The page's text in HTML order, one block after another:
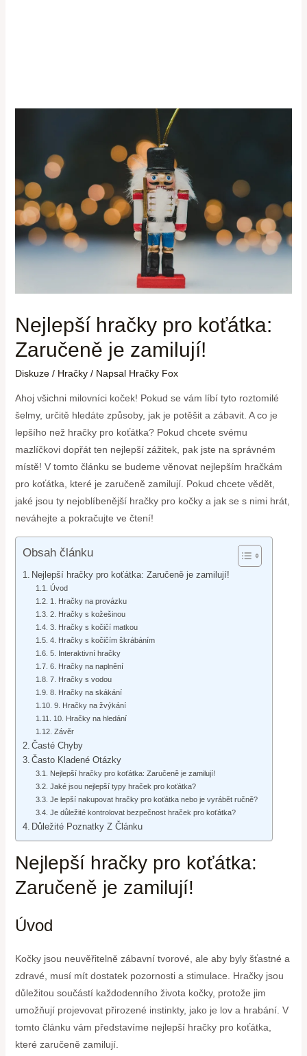
Nejlepší hračky pro koťátka:
Zaručeně je zamilují!
Diskuze / Hračky/ Napsal Hračky Fox
Ahoj všichni milovníci koček! Pokud se vám líbí tyto roztomilé
šelmy, určitě hledáte způsoby, jak je potěšit a zábavit. A co je
lepšího než hračky pro koťátka? Pokud chcete svému
mazlíčkovi dopřát ten nejlepší zážitek, pak jste na správném
místě! V tomto článku se budeme věnovat nejlepším hračkám
pro koťátka, které je zaručeně zamilují. Pokud chcete vědět,
jaké jsou ty nejoblíbenější hračky pro kočky a jak se s nimi hrát,
neváhejte a pokračujte ve čtení!
Obsah článku
Nejlepší hračky pro koťátka: Zaručeně je zamilují!
Úvod
1. Hračky na provázku
2. Hračky s kožešinou
3. Hračky s kočičí matkou
4. Hračky s kočičím škrábáním
5. Interaktivní hračky
6. Hračky na naplnění
7. Hračky s vodou
8. Hračky na skákání
9. Hračky na žvýkání
10. Hračky na hledání
Závěr
Časté Chyby
Často Kladené Otázky
Nejlepší hračky pro koťátka: Zaručeně je zamilují!
Jaké jsou nejlepší typy hraček pro koťátka?
Je lepší nakupovat hračky pro koťátka nebo je vyrábět ručně?
Je důležité kontrolovat bezpečnost hraček pro koťátka?
Důležité Poznatky Z Článku
Nejlepší hračky pro koťátka:
Zaručeně je zamilují!
Úvod
Kočky jsou neuvěřitelně zábavní tvorové, ale aby byly šťastné a
zdravé, musí mít dostatek pozornosti a stimulace. Hračky jsou
důležitou součástí každodenního života kočky, protože jim
umožňují projevovat přirozené instinkty, jako je lov a hrabání. V
tomto článku vám představíme nejlepší hračky pro koťátka,
které zaručeně zamilují.